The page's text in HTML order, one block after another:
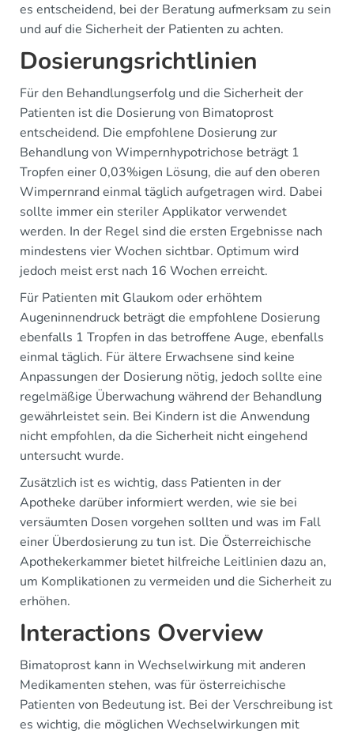
es entscheidend, bei der Beratung aufmerksam zu sein
und auf die Sicherheit der Patienten zu achten.
Dosierungsrichtlinien
Für den Behandlungserfolg und die Sicherheit der
Patienten ist die Dosierung von Bimatoprost
entscheidend. Die empfohlene Dosierung zur
Behandlung von Wimpernhypotrichose beträgt 1
Tropfen einer 0,03%igen Lösung, die auf den oberen
Wimpernrand einmal täglich aufgetragen wird. Dabei
sollte immer ein steriler Applikator verwendet
werden. In der Regel sind die ersten Ergebnisse nach
mindestens vier Wochen sichtbar. Optimum wird
jedoch meist erst nach 16 Wochen erreicht.
Für Patienten mit Glaukom oder erhöhtem
Augeninnendruck beträgt die empfohlene Dosierung
ebenfalls 1 Tropfen in das betroffene Auge, ebenfalls
einmal täglich. Für ältere Erwachsene sind keine
Anpassungen der Dosierung nötig, jedoch sollte eine
regelmäßige Überwachung während der Behandlung
gewährleistet sein. Bei Kindern ist die Anwendung
nicht empfohlen, da die Sicherheit nicht eingehend
untersucht wurde.
Zusätzlich ist es wichtig, dass Patienten in der
Apotheke darüber informiert werden, wie sie bei
versäumten Dosen vorgehen sollten und was im Fall
einer Überdosierung zu tun ist. Die Österreichische
Apothekerkammer bietet hilfreiche Leitlinien dazu an,
um Komplikationen zu vermeiden und die Sicherheit zu
erhöhen.
Interactions Overview
Bimatoprost kann in Wechselwirkung mit anderen
Medikamenten stehen, was für österreichische
Patienten von Bedeutung ist. Bei der Verschreibung ist
es wichtig, die möglichen Wechselwirkungen mit